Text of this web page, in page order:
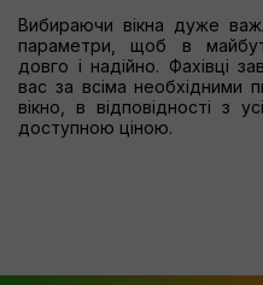
Вибираючи вікна дуже
параметри, щоб в
довго і надійно. Фахівці
вас за всіма необхідними
вікно, в відповідності з
доступною ціною.